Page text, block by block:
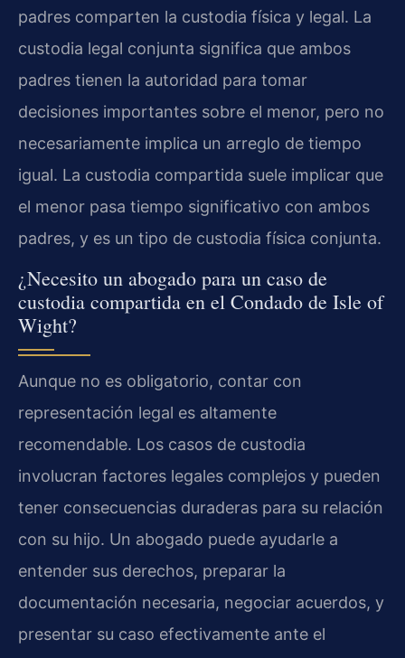
padres comparten la custodia física y legal. La
custodia legal conjunta significa que ambos
padres tienen la autoridad para tomar
decisiones importantes sobre el menor, pero no
necesariamente implica un arreglo de tiempo
igual. La custodia compartida suele implicar que
el menor pasa tiempo significativo con ambos
padres, y es un tipo de custodia física conjunta.
¿Necesito un abogado para un caso de
custodia compartida en el Condado de Isle of
Wight?
Aunque no es obligatorio, contar con
representación legal es altamente
recomendable. Los casos de custodia
involucran factores legales complejos y pueden
tener consecuencias duraderas para su relación
con su hijo. Un abogado puede ayudarle a
entender sus derechos, preparar la
documentación necesaria, negociar acuerdos, y
presentar su caso efectivamente ante el